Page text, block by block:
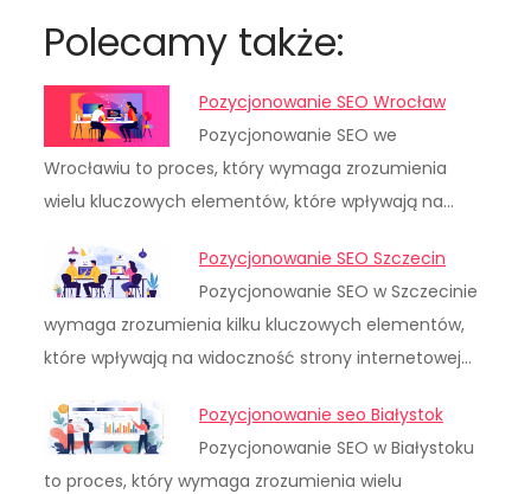
Polecamy także:
Pozycjonowanie SEO Wrocław
Pozycjonowanie SEO we
Wrocławiu to proces, który wymaga zrozumienia
wielu kluczowych elementów, które wpływają na…
Pozycjonowanie SEO Szczecin
Pozycjonowanie SEO w Szczecinie
wymaga zrozumienia kilku kluczowych elementów,
które wpływają na widoczność strony internetowej…
Pozycjonowanie seo Białystok
Pozycjonowanie SEO w Białystoku
to proces, który wymaga zrozumienia wielu